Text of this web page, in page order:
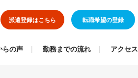
派遣登録はこちら 転職希望の登録
らの声 勤務までの流れ アクセス